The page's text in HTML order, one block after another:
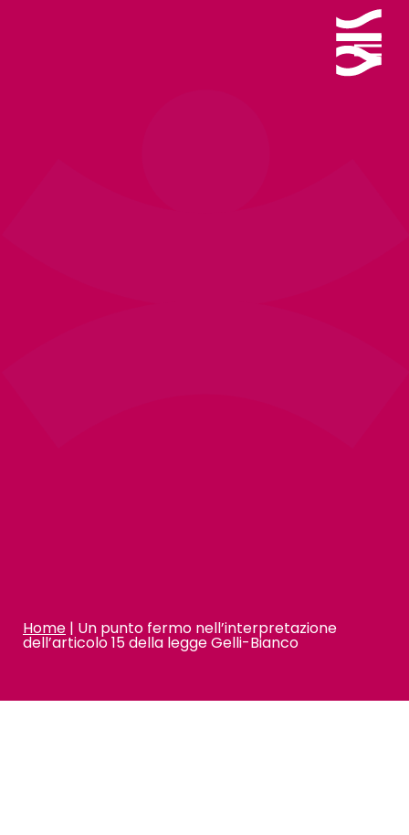
Home | Un punto fermo nell’interpretazione
dell’articolo 15 della legge Gelli-Bianco